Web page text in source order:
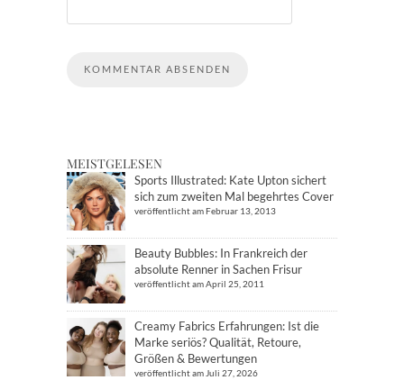
MEISTGELESEN
Sports Illustrated: Kate Upton sichert
sich zum zweiten Mal begehrtes Cover
veröffentlicht am Februar 13, 2013
Beauty Bubbles: In Frankreich der
absolute Renner in Sachen Frisur
veröffentlicht am April 25, 2011
Creamy Fabrics Erfahrungen: Ist die
Marke seriös? Qualität, Retoure,
Größen & Bewertungen
veröffentlicht am Juli 27, 2026